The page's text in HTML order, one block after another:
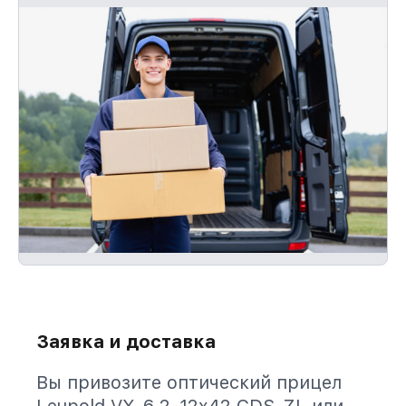
Заявка и доставка
Вы привозите оптический прицел